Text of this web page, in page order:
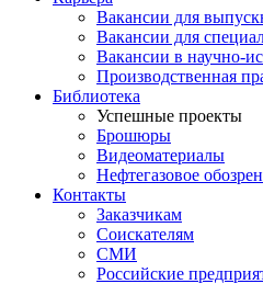
Вакансии для
Вакансии для
Вакансии в научно-
Производственная
Библиотека
Успешные проекты
Брошюры
Видеоматериалы
Нефтегазовое
Контакты
Заказчикам
Соискателям
СМИ
Российские